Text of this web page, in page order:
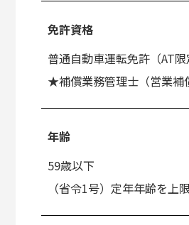
免許資格
普通自動車運転免許（AT限
★補償業務管理士（営業補
年齢
59歳以下
（省令1号）定年年齢を上